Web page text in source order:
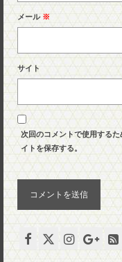
メール ※
サイト
次回のコメントで使用する
イトを保存する。